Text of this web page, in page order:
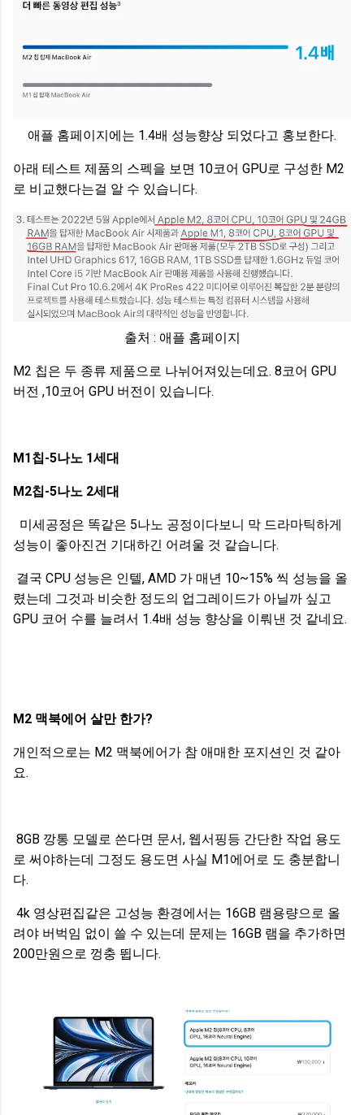
애플 홈페이지에는 1.4배 성능향상 되었다고 홍보한다.
아래 테스트 제품의 스펙을 보면 10코어 GPU로 구성한 M2
로 비교했다는걸 알 수 있습니다.
출처 : 애플 홈페이지
M2 칩은 두 종류 제품으로 나뉘어져있는데요. 8코어 GPU
버전 ,10코어 GPU 버전이 있습니다.
M1칩-5나노 1세대
M2칩-5나노 2세대
미세공정은 똑같은 5나노 공정이다보니 막 드라마틱하게
성능이 좋아진건 기대하긴 어려울 것 같습니다.
결국 CPU 성능은 인텔, AMD 가 매년 10~15% 씩 성능을 올
렸는데 그것과 비슷한 정도의 업그레이드가 아닐까 싶고
GPU 코어 수를 늘려서 1.4배 성능 향상을 이뤄낸 것 같네요.
M2 맥북에어 살만 한가?
개인적으로는 M2 맥북에어가 참 애매한 포지션인 것 같아
요.
8GB 깡통 모델로 쓴다면 문서, 웹서핑등 간단한 작업 용도
로 써야하는데 그정도 용도면 사실 M1에어로 도 충분합니
다.
4k 영상편집같은 고성능 환경에서는 16GB 램용량으로 올
려야 버벅임 없이 쓸 수 있는데 문제는 16GB 램을 추가하면
200만원으로 껑충 뜁니다.